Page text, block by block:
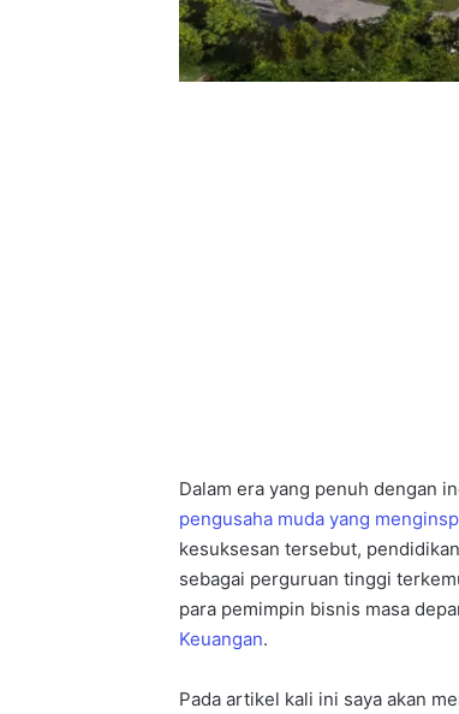
Dalam era yang penuh dengan
pengusaha muda yang
kesuksesan tersebut,
sebagai perguruan tinggi
para pemimpin bisnis masa
Keuangan.
Pada artikel kali ini saya akan